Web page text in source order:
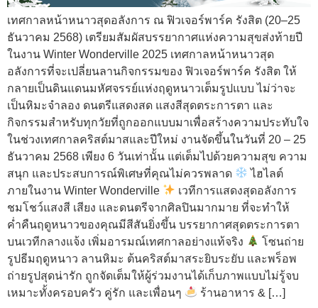
เทศกาลหน้าหนาวสุดอลังการ ณ ฟิวเจอร์พาร์ค รังสิต (20–25
ธันวาคม 2568) เตรียมสัมผัสบรรยากาศแห่งความสุขส่งท้ายปี
ในงาน Winter Wonderville 2025 เทศกาลหน้าหนาวสุด
อลังการที่จะเปลี่ยนลานกิจกรรมของ ฟิวเจอร์พาร์ค รังสิต ให้
กลายเป็นดินแดนมหัศจรรย์แห่งฤดูหนาวเต็มรูปแบบ ไม่ว่าจะ
เป็นหิมะจำลอง ดนตรีแสดงสด แสงสีสุดตระการตา และ
กิจกรรมสำหรับทุกวัยที่ถูกออกแบบมาเพื่อสร้างความประทับใจ
ในช่วงเทศกาลคริสต์มาสและปีใหม่ งานจัดขึ้นในวันที่ 20 – 25
ธันวาคม 2568 เพียง 6 วันเท่านั้น แต่เต็มไปด้วยความสุข ความ
สนุก และประสบการณ์พิเศษที่คุณไม่ควรพลาด
ไฮไลต์
ภายในงาน Winter Wonderville
เวทีการแสดงสุดอลังการ
ชมโชว์แสงสี เสียง และดนตรีจากศิลปินมากมาย ที่จะทำให้
ค่ำคืนฤดูหนาวของคุณมีสีสันยิ่งขึ้น บรรยากาศสุดตระการตา
บนเวทีกลางแจ้ง เพิ่มอารมณ์เทศกาลอย่างแท้จริง
โซนถ่าย
รูปธีมฤดูหนาว ลานหิมะ ต้นคริสต์มาสระยิบระยับ และพร็อพ
ถ่ายรูปสุดน่ารัก ถูกจัดเต็มให้ผู้ร่วมงานได้เก็บภาพแบบไม่รู้จบ
เหมาะทั้งครอบครัว คู่รัก และเพื่อนๆ
ร้านอาหาร & […]